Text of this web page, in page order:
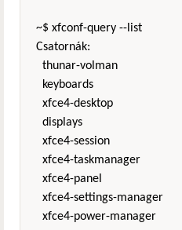
~$ xfconf-query --list
Csatornák:
thunar-volman
keyboards
xfce4-desktop
displays
xfce4-session
xfce4-taskmanager
xfce4-panel
xfce4-settings-manager
xfce4-power-manager